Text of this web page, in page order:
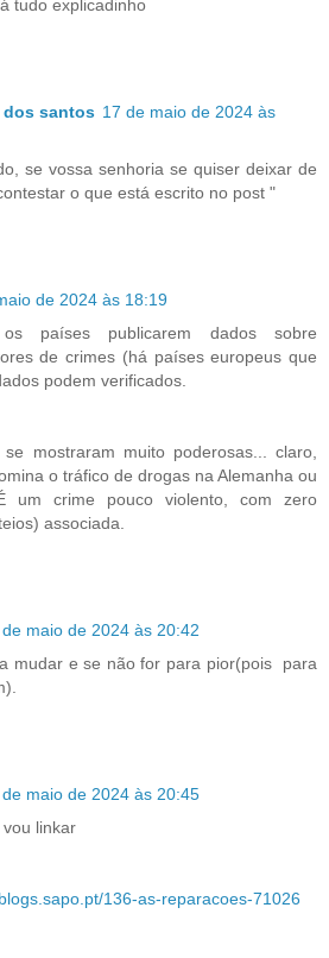
tudo explicadinho
dos santos 17 de maio de 2024 às
se vossa senhoria se quiser deixar de
o que está escrito no post "
de 2024 às 18:19
países publicarem dados sobre
de crimes (há países europeus que
podem verificados.
mostraram muito poderosas... claro,
o tráfico de drogas na Alemanha ou
um crime pouco violento, com zero
associada.
de maio de 2024 às 20:42
mudar e se não for para pior(pois para
de maio de 2024 às 20:45
linkar
136-as-reparacoes-71026